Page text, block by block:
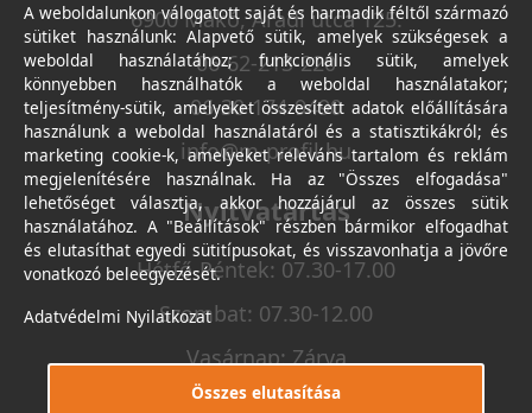
6900 Makó, Aradi utca 125.
06-62-213-220
06-30-174-9490
info@m-profil.hu
Nyitvatartás
Hétfő-Péntek: 07.30-17.00
Szombat: 07.30-12.00
Vasárnap: Zárva
A weboldalunkon válogatott saját és harmadik féltől származó
sütiket használunk: Alapvető sütik, amelyek szükségesek a
weboldal használatához; funkcionális sütik, amelyek
könnyebben használhatók a weboldal használatakor;
teljesítmény-sütik, amelyeket összesített adatok előállítására
használunk a weboldal használatáról és a statisztikákról; és
marketing cookie-k, amelyeket releváns tartalom és reklám
megjelenítésére használnak. Ha az "Összes elfogadása"
lehetőséget választja, akkor hozzájárul az összes sütik
használatához. A "Beállítások" részben bármikor elfogadhat
és elutasíthat egyedi sütitípusokat, és visszavonhatja a jövőre
vonatkozó beleegyezését.
Adatvédelmi Nyilatkozat
Összes elutasítása